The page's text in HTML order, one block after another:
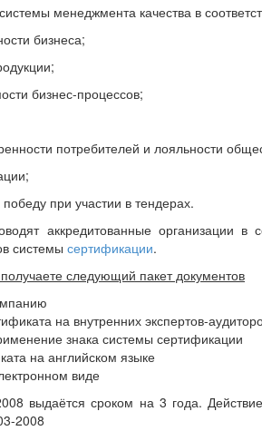
менеджмента качества в
бизнеса;
бизнес-процессов;
потребителей и лояльности
при участии в тендерах.
аккредитованные организации в
системы сертификации.
следующий пакет документов
на внутренних экспертов-
знака системы сертификации
на английском языке
виде
выдаётся сроком на 3 года.
2008